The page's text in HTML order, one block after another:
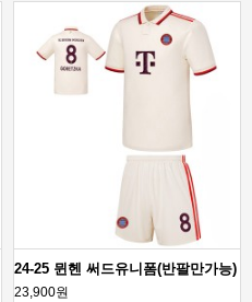
24-25 뮌헨 써드유니폼(반팔만가능)
23,900원